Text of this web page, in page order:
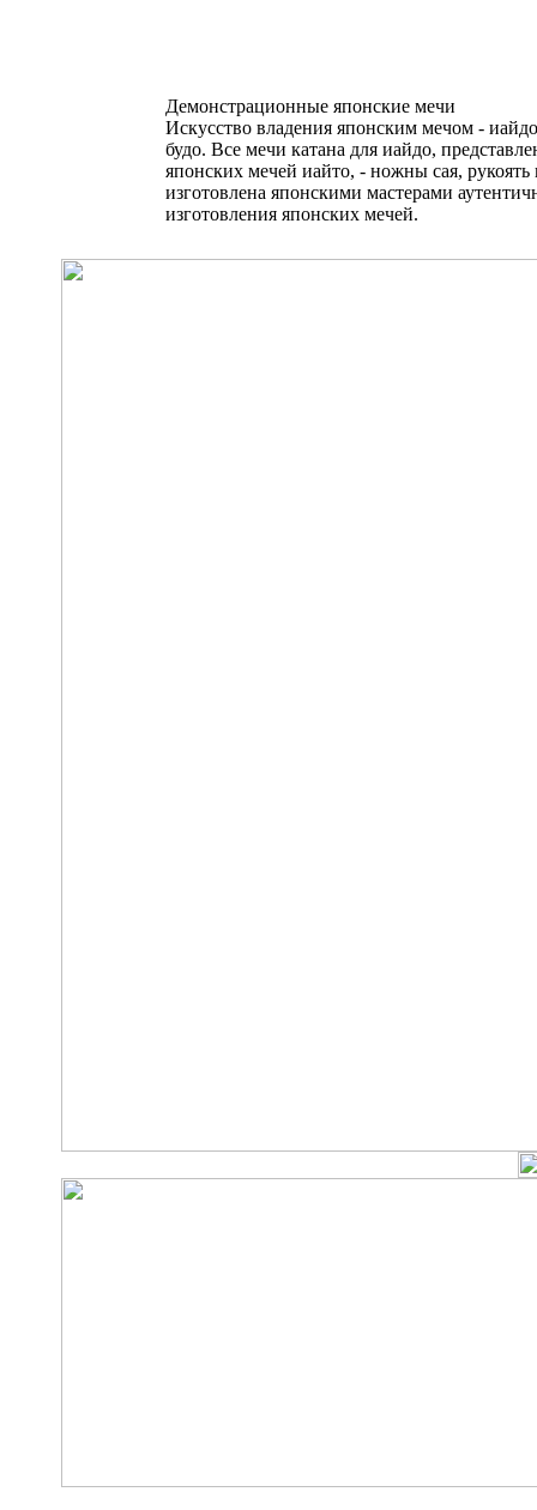
Демонстрационные японские мечи
Искусство владения японским мечом -
будо. Все мечи катана для иайдо,
японских мечей иайто, - ножны сая,
изготовлена японскими мастерами
изготовления японских мечей.